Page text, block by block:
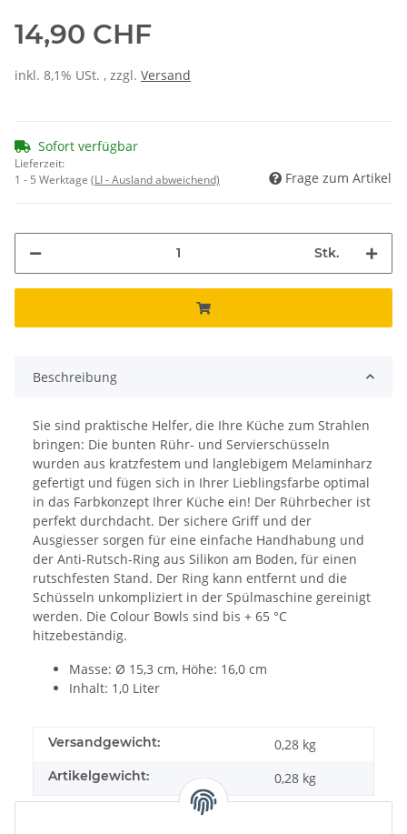
14,90 CHF
inkl. 8,1% USt. , zzgl. Versand
Sofort verfügbar
Lieferzeit:
1 - 5 Werktage (LI - Ausland abweichend) Frage zum Artikel
Stk.
Beschreibung
Sie sind praktische Helfer, die Ihre Küche zum Strahlen
bringen: Die bunten Rühr- und Servierschüsseln
wurden aus kratzfestem und langlebigem Melaminharz
gefertigt und fügen sich in Ihrer Lieblingsfarbe optimal
in das Farbkonzept Ihrer Küche ein! Der Rührbecher ist
perfekt durchdacht. Der sichere Griff und der
Ausgiesser sorgen für eine einfache Handhabung und
der Anti-Rutsch-Ring aus Silikon am Boden, für einen
rutschfesten Stand. Der Ring kann entfernt und die
Schüsseln unkompliziert in der Spülmaschine gereinigt
werden. Die Colour Bowls sind bis + 65 °C
hitzebeständig.
Masse: Ø 15,3 cm, Höhe: 16,0 cm
Inhalt: 1,0 Liter
Versandgewicht: 0,28 kg
Artikelgewicht: 0,28 kg